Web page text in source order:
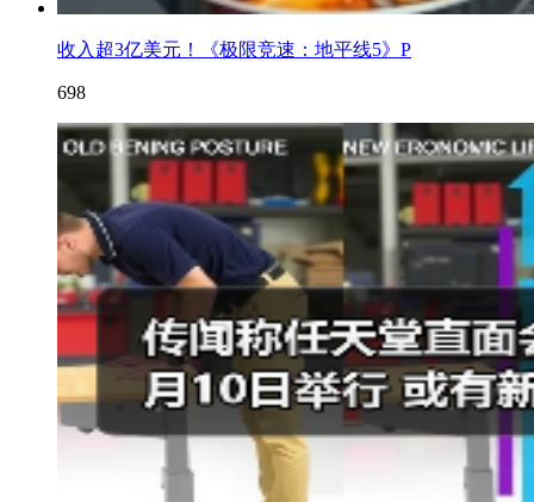
收入超3亿美元！《极限竞速：地平线5》P
698